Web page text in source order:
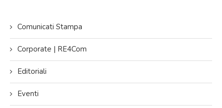
Comunicati Stampa
Corporate | RE4Com
Editoriali
Eventi